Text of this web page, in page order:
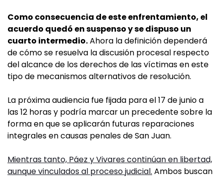
Como consecuencia de este enfrentamiento, el
acuerdo quedó en suspenso y se dispuso un
cuarto intermedio.Ahora la definición dependerá
de cómo se resuelva la discusión procesal respecto
del alcance de los derechos de las víctimas en este
tipo de mecanismos alternativos de resolución.
La próxima audiencia fue fijada para el 17 de junio a
las 12 horas y podría marcar un precedente sobre la
forma en que se aplicarán futuras reparaciones
integrales en causas penales de San Juan.
Mientras tanto, Páez y Vivares continúan en libertad,
aunque vinculados al proceso judicial. Ambos buscan